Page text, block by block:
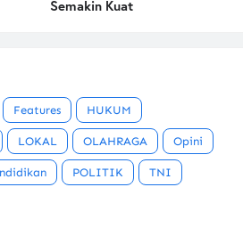
Semakin Kuat
Features HUKUM
LOKAL OLAHRAGA Opini
POLITIK TNI